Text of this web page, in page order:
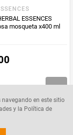
en este sitio
y la Política de
ESSENCES
mosqueta x400 ml